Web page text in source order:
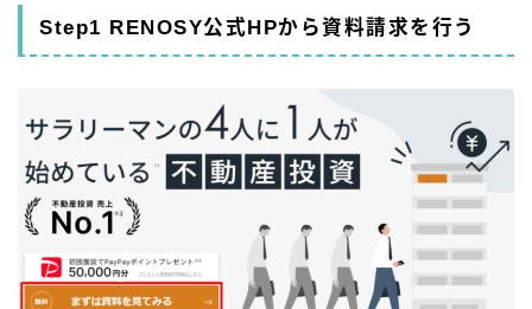
Step1 RENOSY公式HPから資料請求を行う